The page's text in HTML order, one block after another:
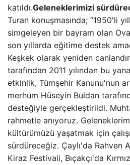
katıldı.Geleneklerimizi
Turan konuşmasında; “1950'li
simgeleyen bir bayram olan
son yıllarda eğitime destek
Keşkek olarak yeniden
tarafından 2011 yılından bu
etkinlik, Tümşehir Kanunu'nun
merhum Hüseyin Buldan
desteğiyle gerçekleştirildi.
rahmetle anıyoruz.
kültürümüzü yaşatmak için
sürdüreceğiz. Çaylı'da Rahven
Kiraz Festivali, Bıçakçı'da